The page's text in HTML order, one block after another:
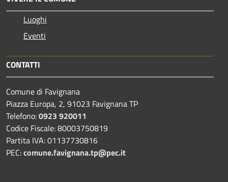
Luoghi
Eventi
CONTATTI
Comune di Favignana
Piazza Europa, 2, 91023 Favignana TP
Telefono:0923 920011
Codice Fiscale: 80003750819
Partita IVA: 01137730816
PEC:comune.favignana.tp@pec.it